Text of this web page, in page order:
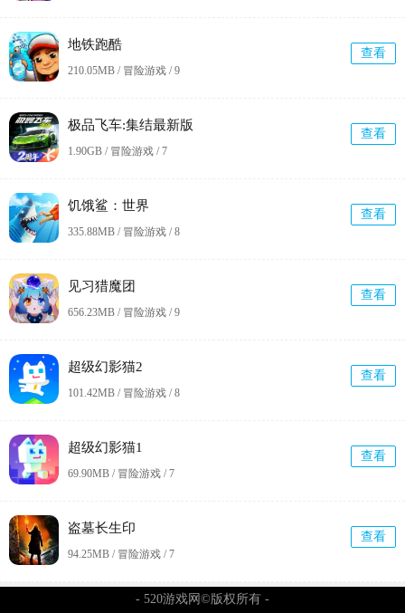
地铁跑酷
210.05MB / 冒险游戏 /9
查看
极品飞车:集结最新版
1.90GB / 冒险游戏 /7
查看
饥饿鲨：世界
335.88MB / 冒险游戏 /8
查看
见习猎魔团
656.23MB / 冒险游戏 /9
查看
超级幻影猫2
101.42MB / 冒险游戏 /8
查看
超级幻影猫1
69.90MB / 冒险游戏 /7
查看
盗墓长生印
94.25MB / 冒险游戏 /7
查看
- 520游戏网©版权所有 -